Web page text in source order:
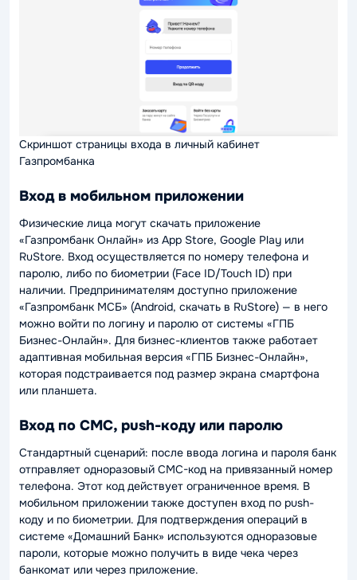
Скриншот страницы входа в личный кабинет
Газпромбанка
Вход в мобильном приложении
Физические лица могут скачать приложение
«Газпромбанк Онлайн» из App Store, Google Play или
RuStore. Вход осуществляется по номеру телефона и
паролю, либо по биометрии (Face ID/Touch ID) при
наличии. Предпринимателям доступно приложение
«Газпромбанк МСБ» (Android, скачать в RuStore) — в него
можно войти по логину и паролю от системы «ГПБ
Бизнес-Онлайн». Для бизнес-клиентов также работает
адаптивная мобильная версия «ГПБ Бизнес-Онлайн»,
которая подстраивается под размер экрана смартфона
или планшета.
Вход по СМС, push-коду или паролю
Стандартный сценарий: после ввода логина и пароля банк
отправляет одноразовый СМС-код на привязанный номер
телефона. Этот код действует ограниченное время. В
мобильном приложении также доступен вход по push-
коду и по биометрии. Для подтверждения операций в
системе «Домашний Банк» используются одноразовые
пароли, которые можно получить в виде чека через
банкомат или через приложение.